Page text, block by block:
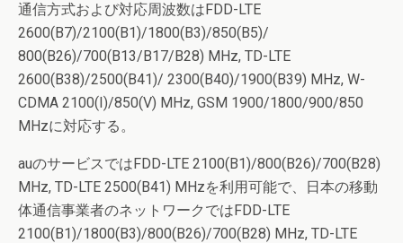
通信方式および対応周波数はFDD-LTE
2600(B7)/2100(B1)/1800(B3)/850(B5)/
800(B26)/700(B13/B17/B28) MHz, TD-LTE
2600(B38)/2500(B41)/ 2300(B40)/1900(B39) MHz, W-
CDMA 2100(I)/850(V) MHz, GSM 1900/1800/900/850
MHzに対応する。
auのサービスではFDD-LTE 2100(B1)/800(B26)/700(B28)
MHz, TD-LTE 2500(B41) MHzを利用可能で、日本の移動
体通信事業者のネットワークではFDD-LTE
2100(B1)/1800(B3)/800(B26)/700(B28) MHz, TD-LTE